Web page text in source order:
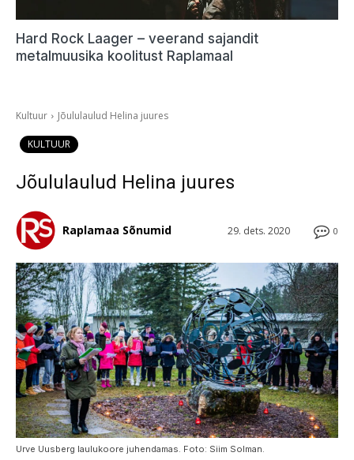
Hard Rock Laager – veerand sajandit
metalmuusika koolitust Raplamaal